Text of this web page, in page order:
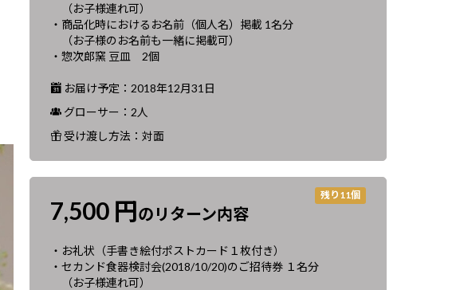
（お子様連れ可）
・商品化時におけるお名前（個人名）掲載 1名分
（お子様のお名前も一緒に掲載可）
・惣次郎窯 豆皿 2個
お届け予定：2018年12月31日
グローサー：2人
受け渡し方法：対面
残り11個
7,500 円のリターン内容
・お礼状（手書き絵付ポストカード１枚付き）
・セカンド食器検討会(2018/10/20)のご招待券 １名分
（お子様連れ可）